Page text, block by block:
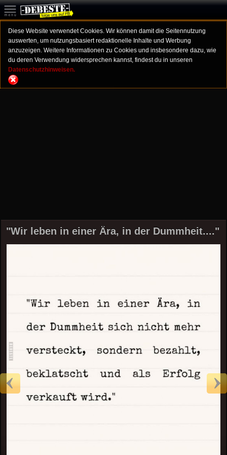
Diese Website verwendet Cookies. Wir können damit die Seitennutzung
auswerten, um nutzungsbasiert redaktionelle Inhalte und Werbung
anzuzeigen. Weitere Informationen zu Cookies und insbesondere dazu, wie
du deren Verwendung widersprechen kannst, findest du in unseren
Datenschutzhinweisen.
"Wir leben in einer Ära, in der Dummheit...."